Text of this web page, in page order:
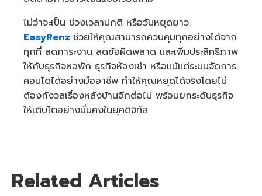
ไม่ว่าจะเป็น ช่วงเวลาปกติ หรือวันหยุดยาว
EasyRenz ช่วยให้คุณสามารถควบคุมทุกอย่างได้จาก
ทุกที่ ลดภาระงาน ลดข้อผิดพลาด และเพิ่มประสิทธิภาพ
ให้กับธุรกิจหอพัก ธุรกิจห้องเช่า หรือแม้แต่ระบบจัดการ
คอนโดได้อย่างมืออาชีพ ทำให้คุณหยุดได้จริงโดยไม่
ต้องกังวลเรื่องหลังบ้านอีกต่อไป พร้อมยกระดับธุรกิจ
ให้เติบโตอย่างมั่นคงในยุคดิจิทัล
Related Articles